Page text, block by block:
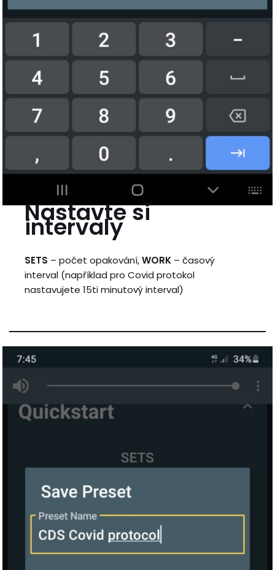
Nastavte si
intervaly
SETS – počet opakování,WORK– časový
interval (například pro Covid protokol
nastavujete 15ti minutový interval)